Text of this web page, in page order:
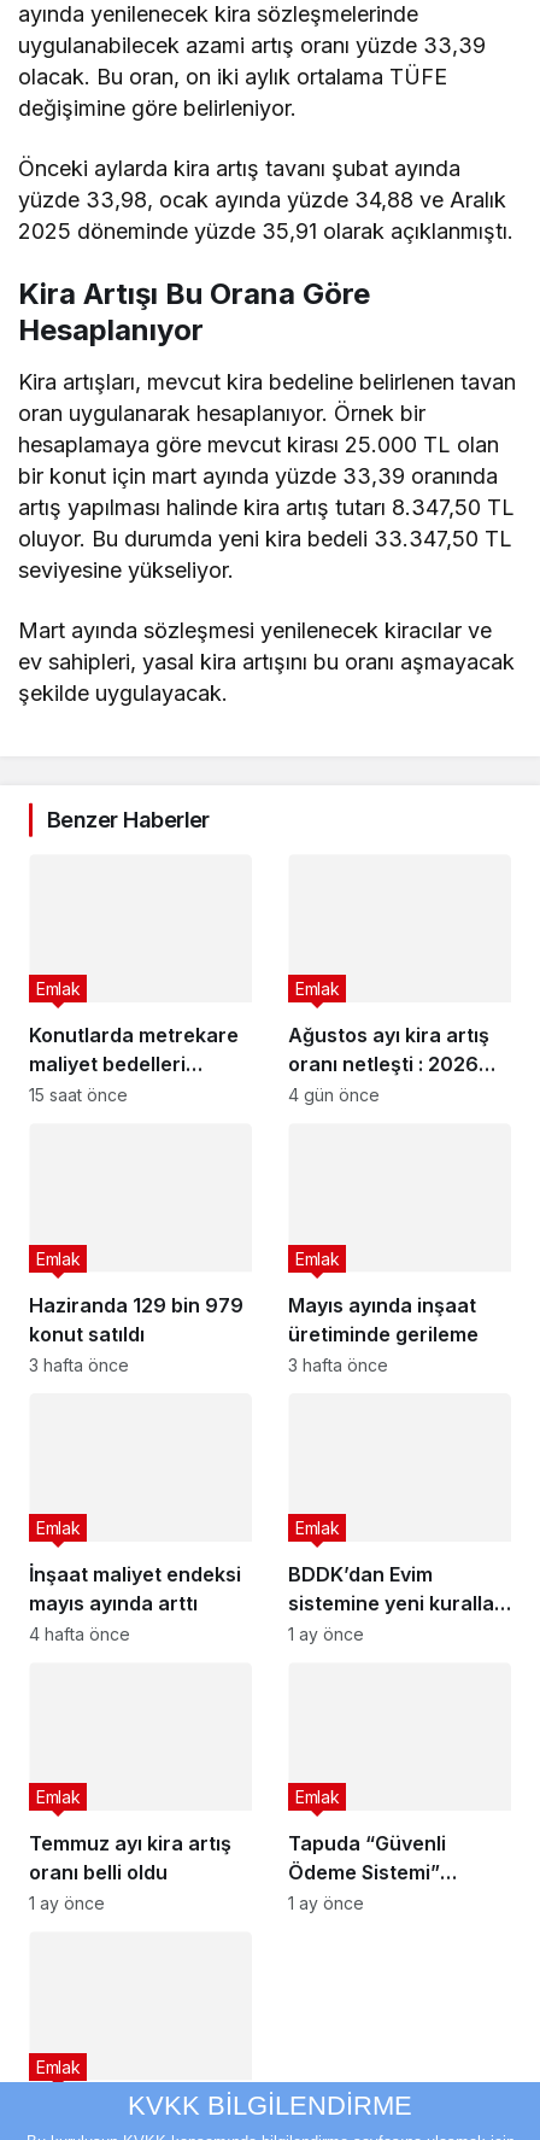
ayında yenilenecek kira sözleşmelerinde
uygulanabilecek azami artış oranı yüzde 33,39
olacak. Bu oran, on iki aylık ortalama TÜFE
değişimine göre belirleniyor.
Önceki aylarda kira artış tavanı şubat ayında
yüzde 33,98, ocak ayında yüzde 34,88 ve Aralık
2025 döneminde yüzde 35,91 olarak açıklanmıştı.
Kira Artışı Bu Orana Göre
Hesaplanıyor
Kira artışları, mevcut kira bedeline belirlenen tavan
oran uygulanarak hesaplanıyor. Örnek bir
hesaplamaya göre mevcut kirası 25.000 TL olan
bir konut için mart ayında yüzde 33,39 oranında
artış yapılması halinde kira artış tutarı 8.347,50 TL
oluyor. Bu durumda yeni kira bedeli 33.347,50 TL
seviyesine yükseliyor.
Mart ayında sözleşmesi yenilenecek kiracılar ve
ev sahipleri, yasal kira artışını bu oranı aşmayacak
şekilde uygulayacak.
Benzer Haberler
Konutlarda metrekare
maliyet bedelleri
güncellendi
Emlak
15 saat önce
Ağustos ayı kira artış
oranı netleşti : 2026
Ağustos ayı kira artış
Emlak
4 gün önce
Haziranda 129 bin 979
konut satıldı
Emlak
3 hafta önce
Mayıs ayında inşaat
üretiminde gerileme
Emlak
3 hafta önce
İnşaat maliyet endeksi
mayıs ayında arttı
Emlak
4 hafta önce
BDDK’dan Evim
sistemine yeni kurallar
geldi
Emlak
1 ay önce
Temmuz ayı kira artış
oranı belli oldu
Emlak
1 ay önce
Tapuda “Güvenli
Ödeme Sistemi”
ertelendi
Emlak
1 ay önce
1 milyon TL konut
Emlak
KVKK BİLGİLENDİRME